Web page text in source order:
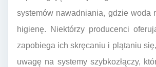
systemów nawadniania, gdzie woda
higienę. Niektórzy producenci
zapobiega ich skręcaniu i plątaniu
uwagę na systemy szybkozłączy,